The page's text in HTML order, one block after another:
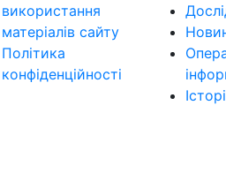
використання
матеріалів сайту
Політика
конфіденційності